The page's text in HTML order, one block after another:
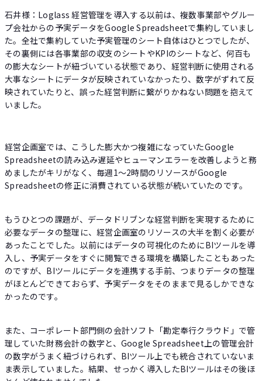
石井様：Loglass 経営管理を導入する以前は、複数事業部やグルー
プ会社からの予実データをGoogle Spreadsheetで集約していまし
た。全社で集約していた予実管理のシート自体はひとつでしたが、
その裏側には各事業部の収支のシートやKPIのシートなど、何百も
の膨大なシートが紐づいている状態であり、経営判断に使用される
大事なシートにデータが反映されていなかったり、数字がずれて反
映されていたりと、誤った経営判断に繋がりかねない問題を抱えて
いました。
経営企画室では、こうした膨大かつ複雑になっていたGoogle
Spreadsheetの読み込み遅延やヒューマンエラーを改善しようと務
めましたがキリがなく、毎週1〜2時間のリソースがGoogle
Spreadsheetの修正に消費されている状態が続いていたのです。
もうひとつの課題が、データドリブンな経営判断を実現するために
必要なデータの整理に、経営企画室のリソースの大半を割く必要が
あったことでした。以前にはデータの可視化のためにBIツールを導
入し、予実データをすぐに閲覧できる環境を構築したこともあった
のですが、BIツールにデータを連携する手前、つまりデータの整理
がほとんどできておらず、予実データをそのままで見るしかできな
かったのです。
また、コーポレート部門側の会計ソフト「勘定奉行クラウド」で管
理していた財務会計の数字と、Google Spreadsheet上の管理会計
の数字がうまく紐づけられず、BIツール上でも統合されていないま
ま表示していました。結果、せっかく導入したBIツールはその後ほ